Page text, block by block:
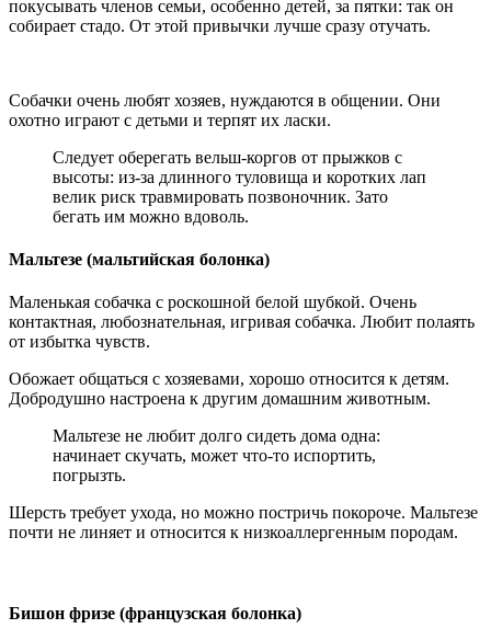
покусывать членов семьи, особенно детей, за пятки: так он
собирает стадо. От этой привычки лучше сразу отучать.
Собачки очень любят хозяев, нуждаются в общении. Они
охотно играют с детьми и терпят их ласки.
Следует оберегать вельш-коргов от прыжков с
высоты: из-за длинного туловища и коротких лап
велик риск травмировать позвоночник. Зато
бегать им можно вдоволь.
Мальтезе (мальтийская болонка)
Маленькая собачка с роскошной белой шубкой. Очень
контактная, любознательная, игривая собачка. Любит полаять
от избытка чувств.
Обожает общаться с хозяевами, хорошо относится к детям.
Добродушно настроена к другим домашним животным.
Мальтезе не любит долго сидеть дома одна:
начинает скучать, может что-то испортить,
погрызть.
Шерсть требует ухода, но можно постричь покороче. Мальтезе
почти не линяет и относится к низкоаллергенным породам.
Бишон фризе (французская болонка)